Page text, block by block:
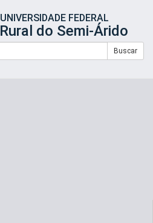
UNIVERSIDADE FEDERAL
Rural do Semi-Árido
Buscar